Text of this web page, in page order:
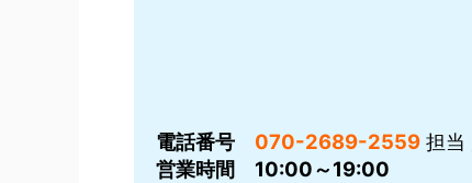
電話番号 070-2689-2559 担当
営業時間
10:00～19:00